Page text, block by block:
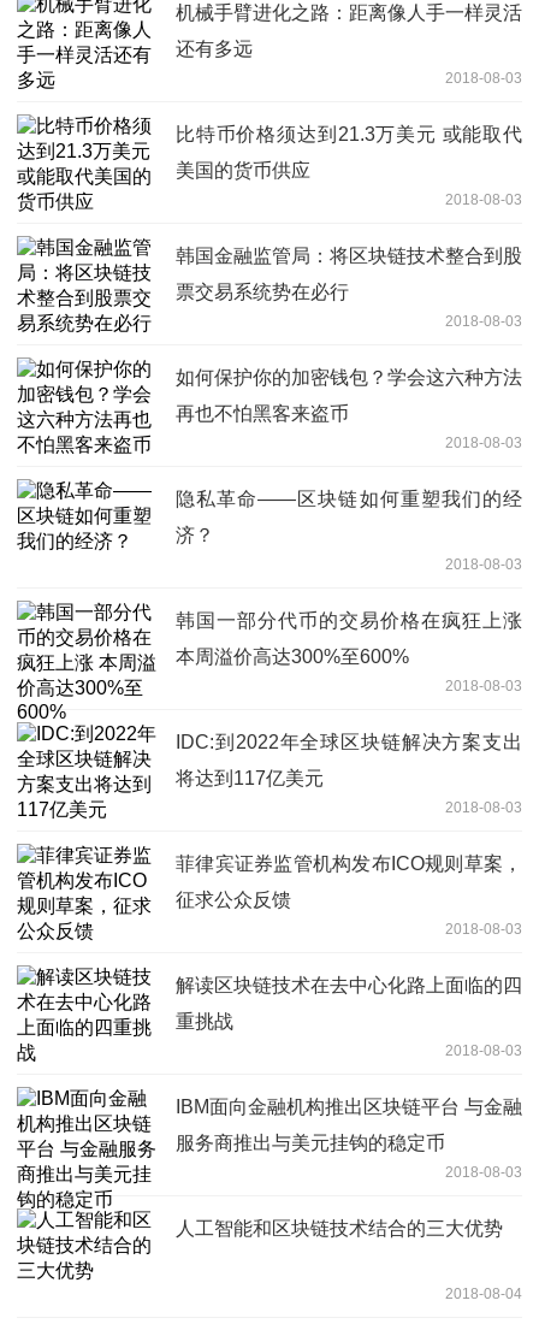
机械手臂进化之路：距离像人手一样灵活
还有多远
2018-08-03
比特币价格须达到21.3万美元 或能取代
美国的货币供应
2018-08-03
韩国金融监管局：将区块链技术整合到股
票交易系统势在必行
2018-08-03
如何保护你的加密钱包？学会这六种方法
再也不怕黑客来盗币
2018-08-03
隐私革命——区块链如何重塑我们的经
济？
2018-08-03
韩国一部分代币的交易价格在疯狂上涨
本周溢价高达300%至600%
2018-08-03
IDC:到2022年全球区块链解决方案支出
将达到117亿美元
2018-08-03
菲律宾证券监管机构发布ICO规则草案，
征求公众反馈
2018-08-03
解读区块链技术在去中心化路上面临的四
重挑战
2018-08-03
IBM面向金融机构推出区块链平台 与金融
服务商推出与美元挂钩的稳定币
2018-08-03
人工智能和区块链技术结合的三大优势
2018-08-04